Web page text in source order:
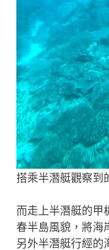
搭乘半潛艇觀察到
而走上半潛艇的甲
春半島風貌，將海
另外半潛艇行經的